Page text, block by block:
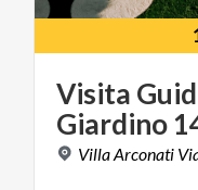
Visita
Giardino
VillaArconati